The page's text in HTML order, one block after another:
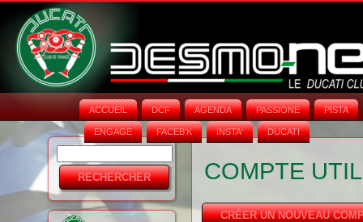
ACCUEIL DCF AGENDA PASSIONE PISTA
ENGAGE FACEB'K INSTA‘ DUCATI
Formulaire
de
recherche
COMPTE
CRÉER UN NOUVEAU